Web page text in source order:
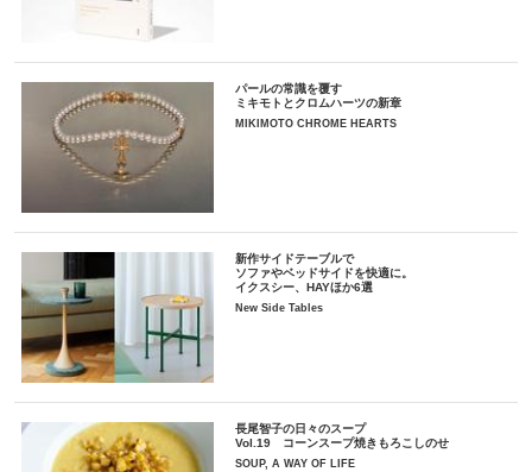
パールの常識を覆す
ミキモトとクロムハーツの新章
MIKIMOTO CHROME HEARTS
新作サイドテーブルで
ソファやベッドサイドを快適に。
イクスシー、HAYほか6選
New Side Tables
長尾智子の日々のスープ
Vol.19 コーンスープ焼きもろこしのせ
SOUP, A WAY OF LIFE